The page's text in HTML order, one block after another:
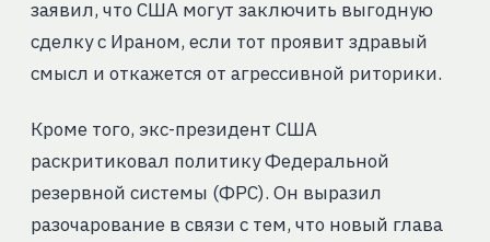
заявил, что США могут заключить выгодную
сделку с Ираном, если тот проявит здравый
смысл и откажется от агрессивной риторики.
Кроме того, экс-президент США
раскритиковал политику Федеральной
резервной системы (ФРС). Он выразил
разочарование в связи с тем, что новый глава